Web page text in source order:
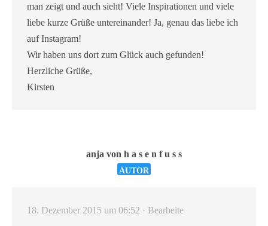
man zeigt und auch sieht! Viele Inspirationen und viele
liebe kurze Grüße untereinander! Ja, genau das liebe ich
auf Instagram!
Wir haben uns dort zum Glück auch gefunden!
Herzliche Grüße,
Kirsten
anja von h a s e n f u s s
AUTOR
18. Dezember 2015 um 06:52 · Bearbeite